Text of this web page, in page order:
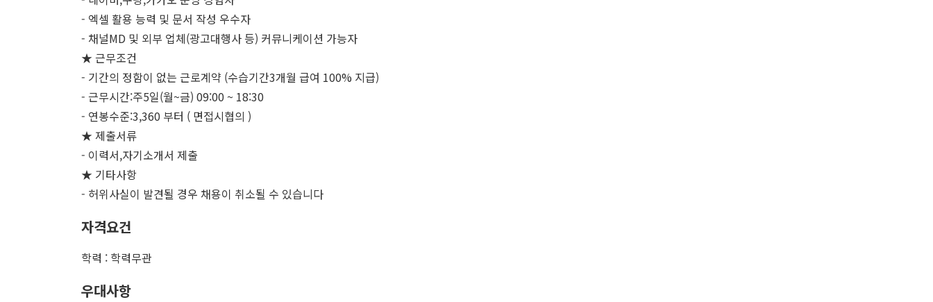
- 엑셀 활용 능력 및 문서 작성 우수자
- 채널MD 및 외부 업체(광고대행사 등) 커뮤니케이션 가능자
★ 근무조건
- 기간의 정함이 없는 근로계약 (수습기간3개월 급여 100% 지급)
- 근무시간:주5일(월~금) 09:00 ~ 18:30
- 연봉수준:3,360 부터 ( 면접시협의 )
★ 제출서류
- 이력서,자기소개서 제출
★ 기타사항
- 허위사실이 발견될 경우 채용이 취소될 수 있습니다
자격요건
학력 : 학력무관
우대사항